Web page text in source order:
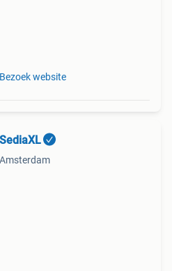
Bezoek website
SediaXL
Amsterdam